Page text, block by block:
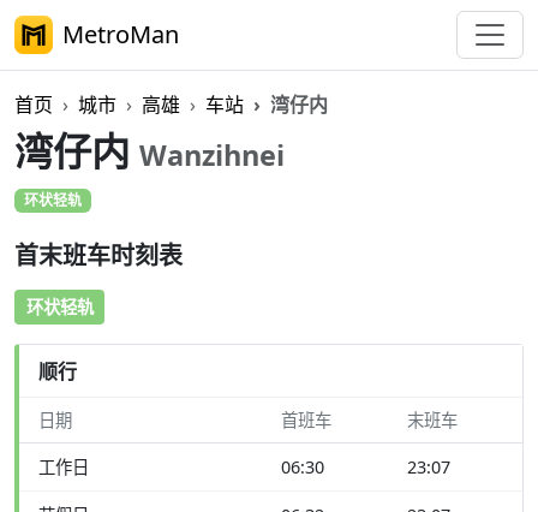
MetroMan
首页 城市 高雄 车站 湾仔内
湾仔内 Wanzihnei
环状轻轨
首末班车时刻表
环状轻轨
顺行
日期 首班车 末班车
工作日 06:30 23:07